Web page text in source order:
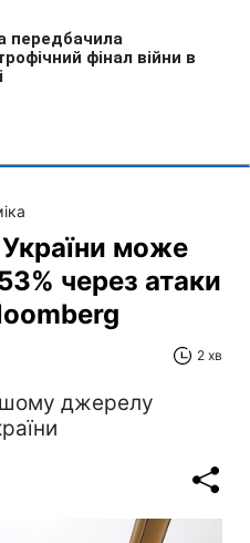
може
через атаки
2 хв
джерелу